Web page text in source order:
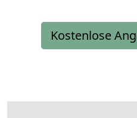
Kostenlose